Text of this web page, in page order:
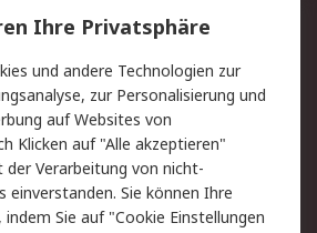
Lieferlösungen
Kontakt
Privatkunden
Datenschutz
Ihre Privatsphäre
und andere Technologien zur
zur Personalisierung und
auf Websites von
Klicken auf "Alle akzeptieren"
der Verarbeitung von nicht-
einverstanden. Sie können Ihre
Sie auf "Cookie Einstellungen